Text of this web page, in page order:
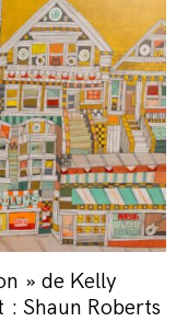
» de Kelly
: Shaun Roberts